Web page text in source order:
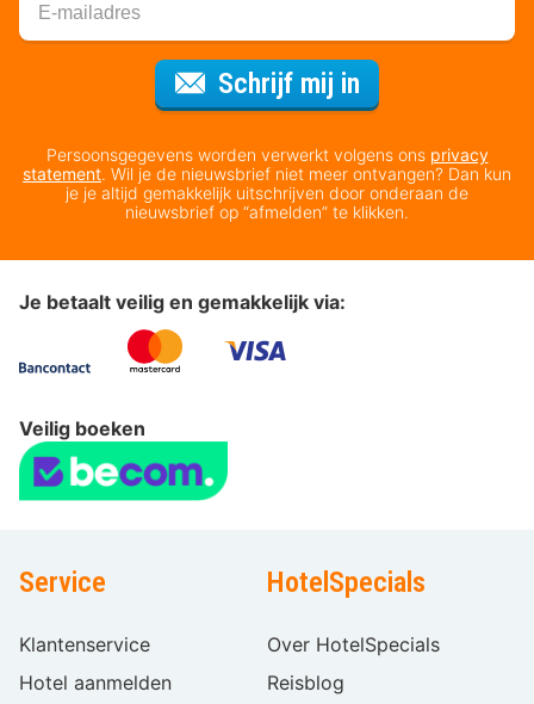
Schrijf mij in
Persoonsgegevens worden verwerkt volgens ons privacy
statement. Wil je de nieuwsbrief niet meer ontvangen? Dan kun
je je altijd gemakkelijk uitschrijven door onderaan de
nieuwsbrief op “afmelden” te klikken.
Je betaalt veilig en gemakkelijk via:
Veilig boeken
Service
Klantenservice
Hotel aanmelden
HotelSpecials
Over HotelSpecials
Reisblog